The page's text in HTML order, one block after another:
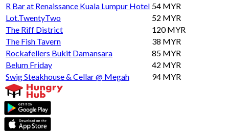
R Bar at Renaissance Kuala Lumpur Hotel 54 MYR
Lot.TwentyTwo
52 MYR
The Riff District
120 MYR
The Fish Tavern
38 MYR
Rockafellers Bukit Damansara
85 MYR
Belum Friday
42 MYR
Swig Steakhouse & Cellar @ Megah
94 MYR